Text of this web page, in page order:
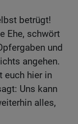
betrügt!
Ehe, schwört
und
angehen.
euch hier in
Uns kann
alles,